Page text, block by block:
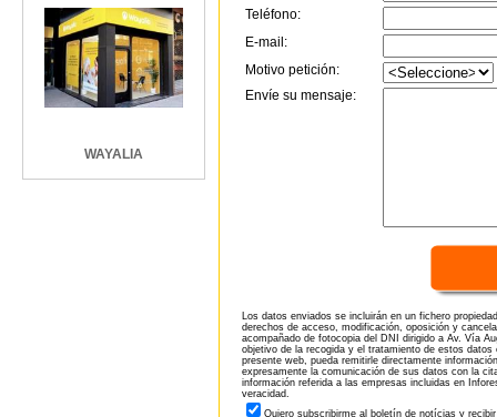
WAYALIA
Teléfono:
E-mail:
Motivo petición:
Envíe su mensaje:
Los datos enviados se incluirán en un fichero
derechos de acceso, modificación, oposición y
acompañado de fotocopia del DNI dirigido a Av. Vía
objetivo de la recogida y el tratamiento de estos
presente web, pueda remitirle directamente
expresamente la comunicación de sus datos con la
información referida a las empresas incluidas en
veracidad.
Quiero subscribirme al boletín de notícias y